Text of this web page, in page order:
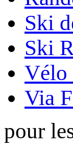
Ski
Ski
Vélo
Via
pour